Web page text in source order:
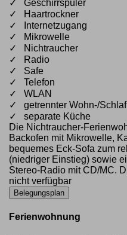
✓ Geschirrspüler
✓ Haartrockner
✓ Internetzugang
✓ Mikrowelle
✓ Nichtraucher
✓ Radio
✓ Safe
✓ Telefon
✓ WLAN
✓ getrennter Wohn-/
✓ separate Küche
Die Nichtraucher-
Backofen mit Mikrowelle,
bequemes Eck-Sofa zum
(niedriger Einstieg) sowie
Stereo-Radio mit CD/MC.
nicht verfügbar
Belegungsplan
Ferienwohnung